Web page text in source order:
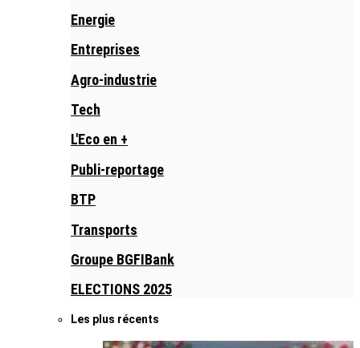
Energie
Entreprises
Agro-industrie
Tech
L'Eco en +
Publi-reportage
BTP
Transports
Groupe BGFIBank
ELECTIONS 2025
Les plus récents